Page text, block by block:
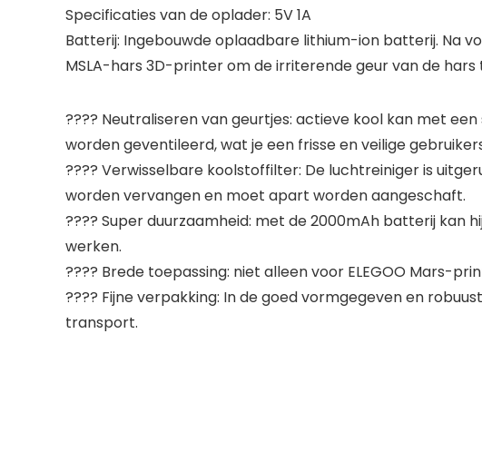
Specificaties van de oplader: 5V 1A
Batterij: Ingebouwde oplaadbare lithium-ion batterij. Na
MSLA-hars 3D-printer om de irriterende geur van de
???? Neutraliseren van geurtjes: actieve kool kan met
worden geventileerd, wat je een frisse en veilige
???? Verwisselbare koolstoffilter: De luchtreiniger is
worden vervangen en moet apart worden aangeschaft.
???? Super duurzaamheid: met de 2000mAh batterij kan
werken.
???? Brede toepassing: niet alleen voor ELEGOO Mars-
???? Fijne verpakking: In de goed vormgegeven en
transport.